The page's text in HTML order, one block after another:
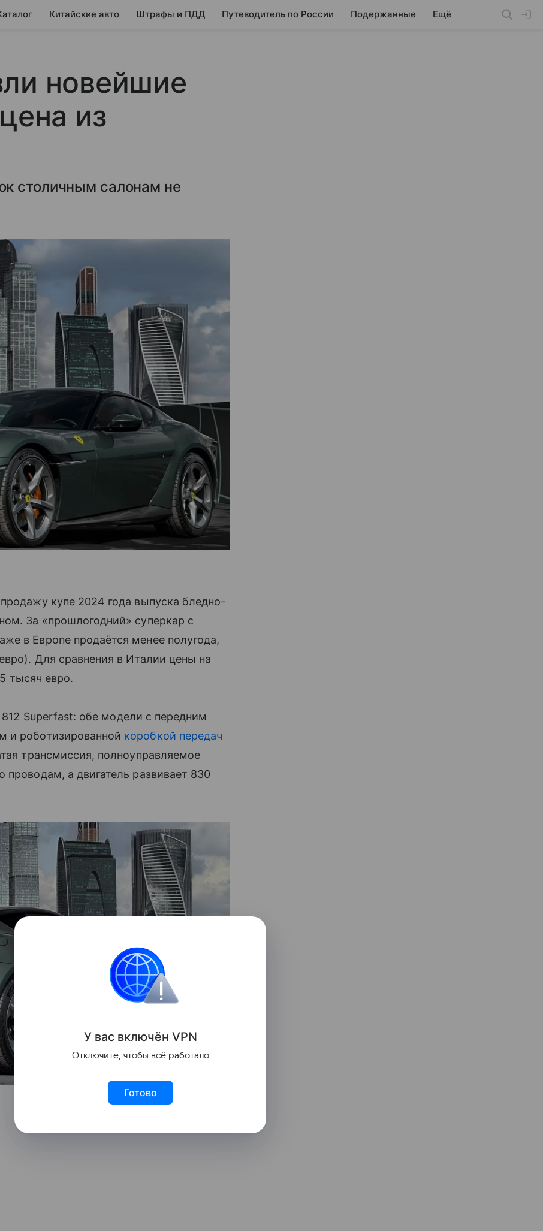
Китайские авто Штрафы и ПДД Путеводитель по России Подержанные Ещё
новейшие
из
столичным салонам не
купе 2024 года выпуска бледно-
За «прошлогодний» суперкар с
в Европе продаётся менее полугода,
Для сравнения в Италии цены на
тысяч евро.
Superfast: обе модели с передним
и роботизированной коробкой передач
трансмиссия, полноуправляемое
а двигатель развивает 830
У вас включён VPN
Отключите, чтобы всё работало
Готово